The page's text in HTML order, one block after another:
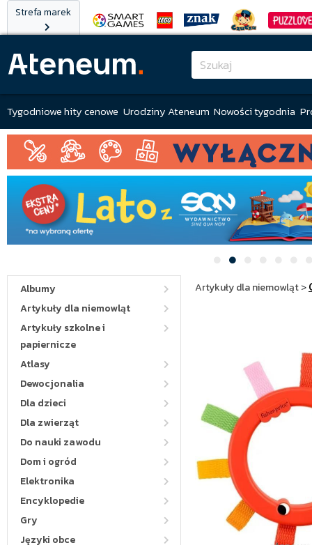
Strefa marek
Tygodniowe hity cenowe Urodziny Ateneum Nowości tygodnia
Albumy
Artykuły dla niemowląt
Artykuły szkolne i
papiernicze
Atlasy
Dewocjonalia
Dla dzieci
Dla zwierząt
Do nauki zawodu
Dom i ogród
Elektronika
Encyklopedie
Gry
Języki obce
Artykuły dla niemowląt>